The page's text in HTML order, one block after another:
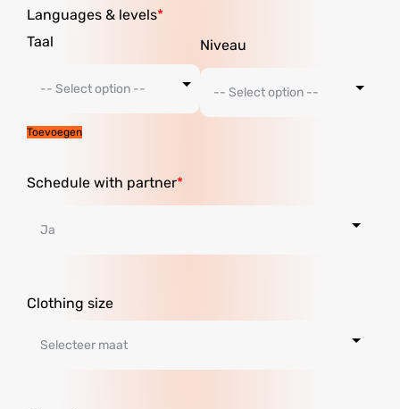
Languages ​​& levels
Toevoegen
Schedule with partner
Clothing size